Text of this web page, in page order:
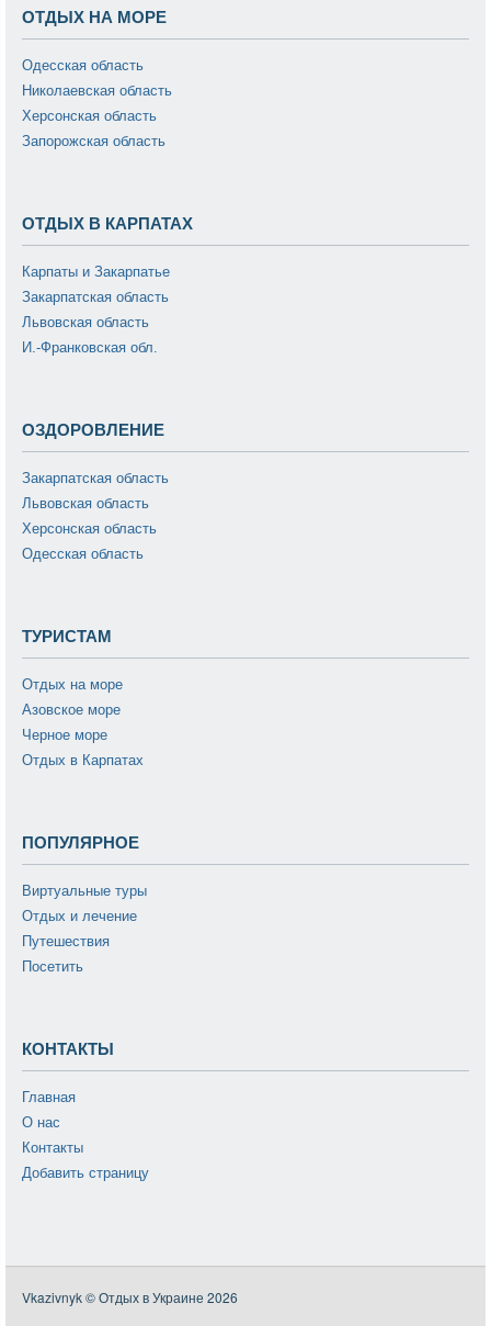
ОТДЫХ НА МОРЕ
Одесская область
Николаевская область
Херсонская область
Запорожская область
ОТДЫХ В КАРПАТАХ
Карпаты и Закарпатье
Закарпатская область
Львовская область
И.-Франковская обл.
ОЗДОРОВЛЕНИЕ
Закарпатская область
Львовская область
Херсонская область
Одесская область
ТУРИСТАМ
Отдых на море
Азовское море
Черное море
Отдых в Карпатах
ПОПУЛЯРНОЕ
Виртуальные туры
Отдых и лечение
Путешествия
Посетить
КОНТАКТЫ
Главная
О нас
Контакты
Добавить страницу
Vkazivnyk © Отдых в Украине 2026